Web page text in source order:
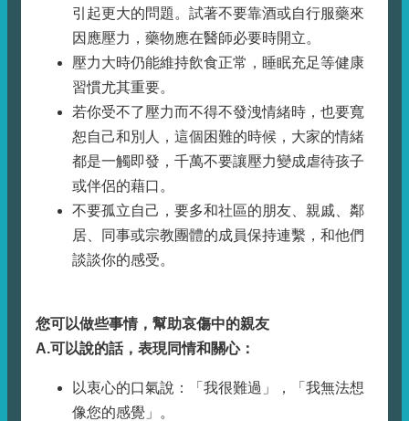
引起更大的問題。試著不要靠酒或自行服藥來
因應壓力，藥物應在醫師必要時開立。
壓力大時仍能維持飲食正常，睡眠充足等健康
習慣尤其重要。
若你受不了壓力而不得不發洩情緒時，也要寬
恕自己和別人，這個困難的時候，大家的情緒
都是一觸即發，千萬不要讓壓力變成虐待孩子
或伴侶的藉口。
不要孤立自己，要多和社區的朋友、親戚、鄰
居、同事或宗教團體的成員保持連繫，和他們
談談你的感受。
您可以做些事情，幫助哀傷中的親友
A.可以說的話，表現同情和關心：
以衷心的口氣說：「我很難過」，「我無法想
像您的感覺」。